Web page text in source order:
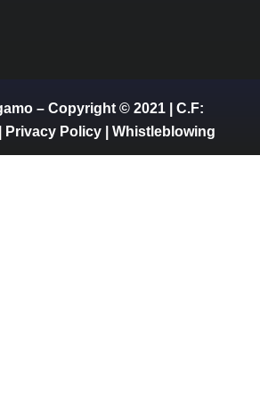
– Copyright © 2021 | C.F:
Privacy Policy| Whistleblowing